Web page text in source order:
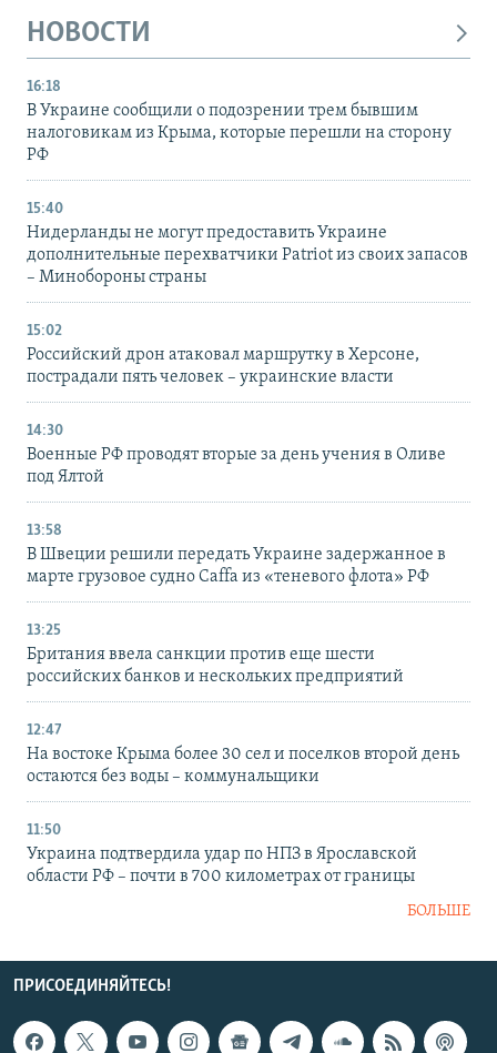
НОВОСТИ
16:18
В Украине сообщили о подозрении трем бывшим
налоговикам из Крыма, которые перешли на сторону
РФ
15:40
Нидерланды не могут предоставить Украине
дополнительные перехватчики Patriot из своих запасов
– Минобороны страны
15:02
Российский дрон атаковал маршрутку в Херсоне,
пострадали пять человек – украинские власти
14:30
Военные РФ проводят вторые за день учения в Оливе
под Ялтой
13:58
В Швеции решили передать Украине задержанное в
марте грузовое судно Caffa из «теневого флота» РФ
13:25
Британия ввела санкции против еще шести
российских банков и нескольких предприятий
12:47
На востоке Крыма более 30 сел и поселков второй день
остаются без воды – коммунальщики
11:50
Украина подтвердила удар по НПЗ в Ярославской
области РФ – почти в 700 километрах от границы
БОЛЬШЕ
ПРИСОЕДИНЯЙТЕСЬ!